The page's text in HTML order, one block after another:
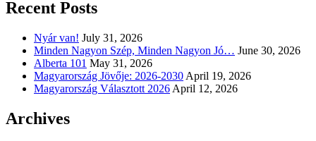
Recent Posts
Nyár van! July 31, 2026
Minden Nagyon Szép, Minden Nagyon Jó… June 30, 2026
Alberta 101 May 31, 2026
Magyarország Jövője: 2026-2030 April 19, 2026
Magyarország Választott 2026 April 12, 2026
Archives